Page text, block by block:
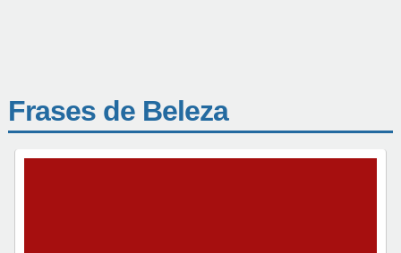
Frases de Beleza